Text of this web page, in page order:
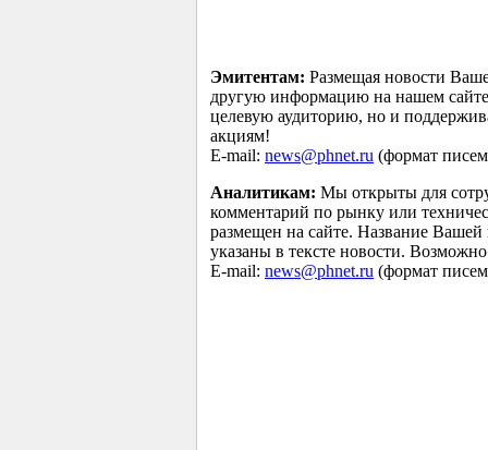
Эмитентам: Размещая новости
другую информацию на нашем
целевую аудиторию, но и
акциям!
E-mail: news@phnet.ru (формат
Аналитикам: Мы открыты для
комментарий по рынку или
размещен на сайте. Название
указаны в тексте новости.
E-mail: news@phnet.ru (формат